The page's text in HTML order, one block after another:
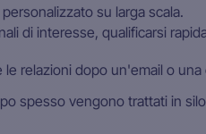
su larga scala.
di interesse, qualificarsi
relazioni dopo un'email o una
spesso vengono trattati in